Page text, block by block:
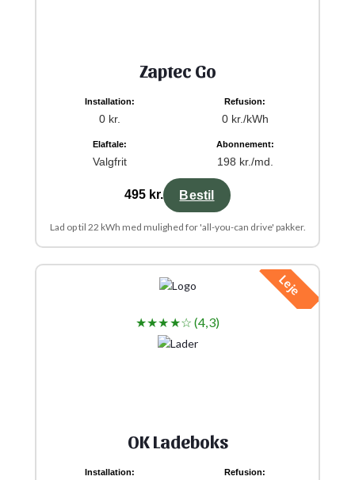
Zaptec Go
Installation:
0 kr.
Refusion:
0 kr./kWh
Elaftale:
Valgfrit
Abonnement:
198 kr./md.
495 kr. Bestil
Lad op til 22 kWh med mulighed for 'all-you-can drive' pakker.
Leje
★★★★☆ (4,3)
OK Ladeboks
Installation: Refusion: